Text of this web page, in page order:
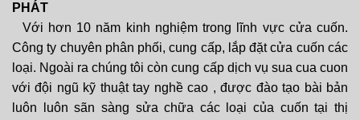
PHÁT
Với hơn 10 năm kinh nghiệm trong lĩnh vực cửa cuốn.
Công ty chuyên phân phối, cung cấp, lắp đặt cửa cuốn các
loại. Ngoài ra chúng tôi còn cung cấp dịch vụ sua cua cuon
với đội ngũ kỹ thuật tay nghề cao , được đào tạo bài bản
luôn luôn sãn sàng sửa chữa các loại của cuốn tại thị